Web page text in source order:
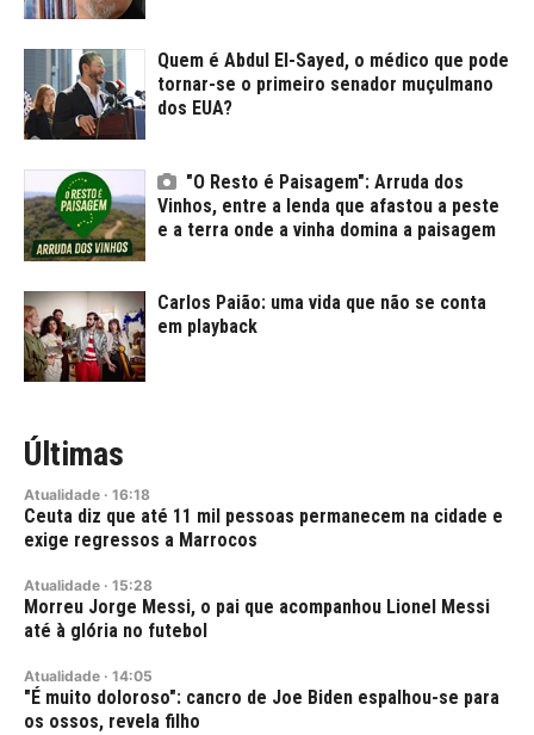
Quem é Abdul El-Sayed, o médico que pode
tornar-se o primeiro senador muçulmano
dos EUA?
"O Resto é Paisagem": Arruda dos
Vinhos, entre a lenda que afastou a peste
e a terra onde a vinha domina a paisagem
Carlos Paião: uma vida que não se conta
em playback
Últimas
Atualidade · 16:18
Ceuta diz que até 11 mil pessoas permanecem na cidade e
exige regressos a Marrocos
Atualidade · 15:28
Morreu Jorge Messi, o pai que acompanhou Lionel Messi
até à glória no futebol
Atualidade · 14:05
"É muito doloroso": cancro de Joe Biden espalhou-se para
os ossos, revela filho